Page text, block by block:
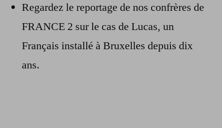
Regardez le reportage de nos confrères de
FRANCE 2 sur le cas de Lucas, un
Français installé à Bruxelles depuis dix
ans.